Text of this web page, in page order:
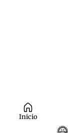
Inicio